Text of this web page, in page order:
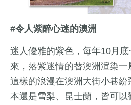
#令人紫醉心迷的澳洲
迷人優雅的紫色，每年10月
來，落紫迷情的替澳洲渲染一
這樣的浪漫在澳洲大街小巷
本還是雪梨、昆士蘭，皆可以